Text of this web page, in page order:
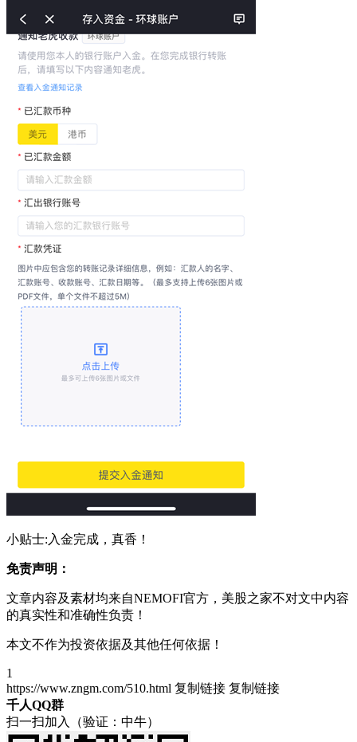
小贴士:入金完成，真香！
免责声明：
文章内容及素材均来自NEMOFI官方，美股之家不对文中内容
的真实性和准确性负责！
本文不作为投资依据及其他任何依据！
1
https://www.zngm.com/510.html 复制链接 复制链接
千人QQ群
扫一扫加入（验证：中牛）